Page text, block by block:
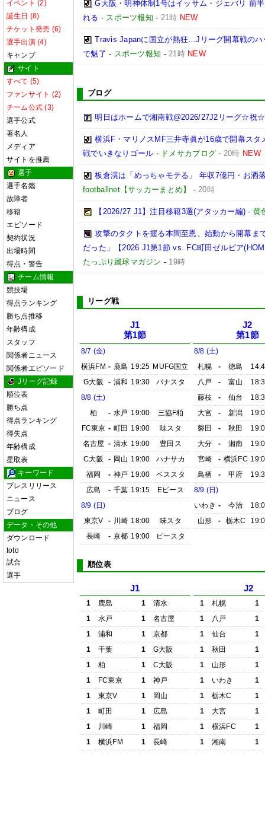
イベント (2)
誕生日 (8)
チケット発売 (6)
選手出演 (4)
キャンプ
サイト
すべて (5)
ファンサイト (2)
チーム公式 (3)
選手公式
著名人
メディア
サイトを推薦
選手
選手名鑑
故障者
移籍
エピソード
契約状況
出場時間
得点・警告
チーム情報
競技場
得点ランキング
勝ち点推移
年齢構成
スタッフ
関係者ニュース
関係者エピソード
Jリーグ記録
順位表
勝ち点
得点ランキング
得失点
年齢構成
星取表
キーワード
プレスリリース
ニュース
ブログ
データ・その他
ダウンロード
toto
試合
選手
G大阪・明神体制1号はイッサム・ジェバリ 前
れる - スポーツ報知 - 21時 NEW
Travis Japanに国立が熱狂…Jリーグ開幕戦の
で魅了 - スポーツ報知 -21時 NEW
ブログ
明日はホームで湘南戦@2026/27J2リーグ☆
横浜F・マリノスMF三井寺眞が16歳で開幕ス
戦でいきなりゴール - ドメサカブログ - 20時 NEW
板倉滉は「めっちゃモテる」 年収7億円・お洒
footballnet【サッカーまとめ】
-20時
【2026/27 J1】注目移籍3選(アタッカー編) -黄
攻撃のタクトを握る本間至恩、始動から開幕ま
だった」【2026 J1第1節 vs. FC町田ゼルビア
たっぷり蹴球マガジン - 19時
リーグ戦
J1
第1節
8/7 (金)
横浜FM - 鹿島 19:25 MUFG国立
G大阪
- 浦和 19:30
パナスタ
8/8 (土)
柏
- 水戸 19:00
三協F柏
FC東京 - 町田 19:00
味スタ
名古屋 - 清水 19:00
豊田ス
C大阪
- 岡山 19:00
ハナサカ
福岡
- 神戸 19:00
ベススタ
広島
- 千葉 19:15
Eピース
8/9 (日)
東京V
- 川崎 18:00
味スタ
長崎
- 京都 19:00 ピースタ
J2
第1節
8/8 (土)
札幌
- 徳島
八戸
- 富山
藤枝
- 仙台
大宮
- 新潟
磐田
- 秋田
大分
- 湘南
宮崎
- 横浜FC
鳥栖
- 甲府
8/9 (日)
いわき - 今治
山形
- 栃木C
順位表
J1
1 鹿島 1
清水
1
水戸 1
名古屋
1
浦和 1
京都
1
千葉 1
G大阪
1
柏 1
C大阪
1
FC東京 1
神戸
1
東京V 1
岡山
1
町田 1
広島
1
川崎 1
福岡
1
横浜FM 1 長崎
J2
1 札幌
1
1
八戸
1
1
仙台
1
1
秋田
1
1
山形
1
1
いわき
1
1
栃木C
1
1
大宮
1
1
横浜FC
1
1
湘南 1